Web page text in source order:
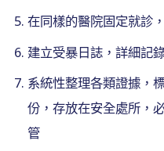
在同樣的醫院固定就診
建立受暴日誌，詳細記
系統性整理各類證據，
份，存放在安全處所，
管